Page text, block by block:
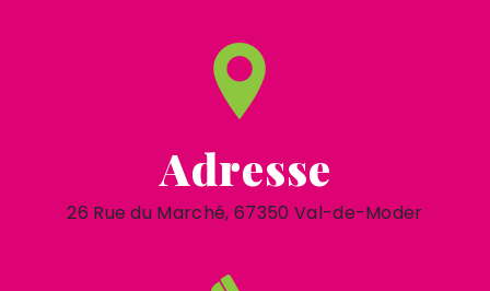
Adresse
26 Rue du Marché, 67350 Val-de-Moder